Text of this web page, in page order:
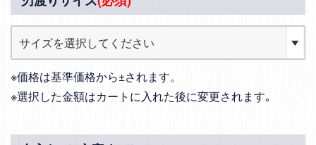
※価格は基準価格から±されます。
※選択した金額はカートに入れた後に変更されます｡